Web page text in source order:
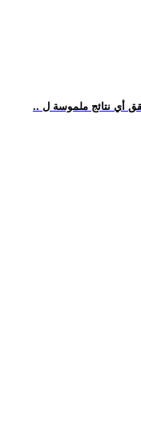
أي نتائج ملموسة ل